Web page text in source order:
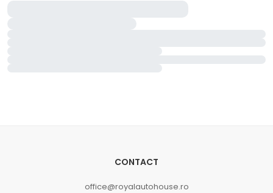
CONTACT
office@royalautohouse.ro